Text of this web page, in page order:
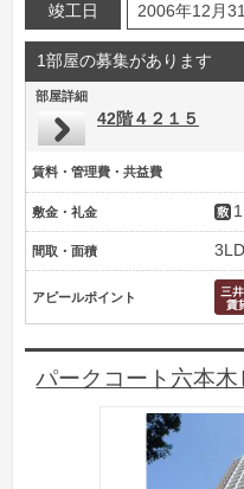
竣工日
2006年12月
1部屋の募集があります
部屋詳細
42階４２１５
賃料・管理費・共益費
敷金・礼金
間取・面積
アピールポイント
パークコート六本